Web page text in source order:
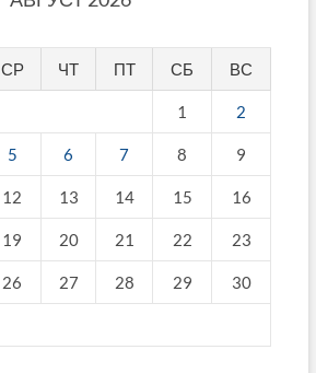
СР ЧТ ПТ СБ ВС
1 2
5 6 7 8 9
12 13 14 15 16
19 20 21 22 23
26 27 28 29 30